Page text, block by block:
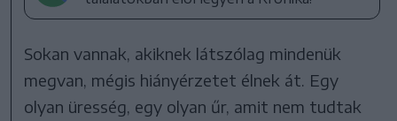
Sokan vannak, akiknek látszólag mindenük
megvan, mégis hiányérzetet élnek át. Egy
olyan üresség, egy olyan űr, amit nem tudtak